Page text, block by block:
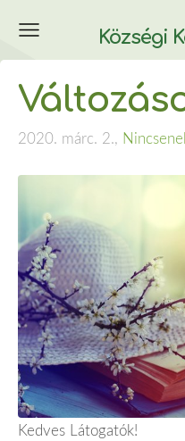
Községi
2020. márc. 2.,
Kedves Látogatók!